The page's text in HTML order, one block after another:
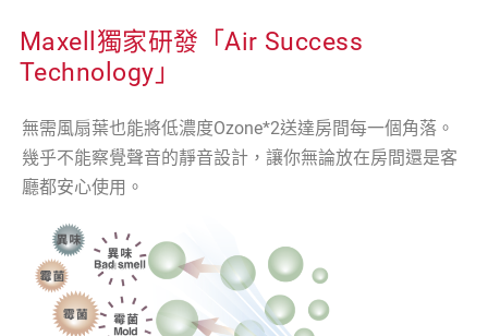
Maxell獨家研發「Air Success
Technology」
無需風扇葉也能將低濃度Ozone*2送達房間每一個角落。
幾乎不能察覺聲音的靜音設計，讓你無論放在房間還是客
廳都安心使用。